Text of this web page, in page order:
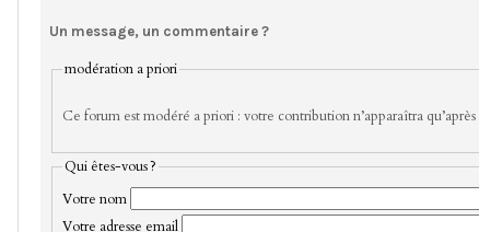
Un message, un commentaire ?
modération a priori
Ce forum est modéré a priori : votre contribution n’apparaîtra
Qui êtes-vous ?
Votre nom
Votre adresse email